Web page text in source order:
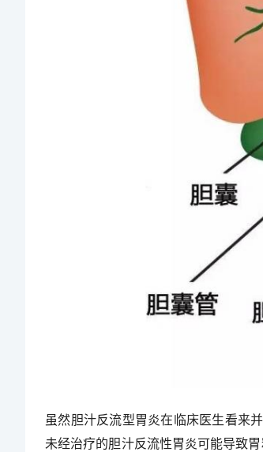
虽然胆汁反流型胃炎在临床医生看来
未经治疗的胆汁反流性胃炎可能导致